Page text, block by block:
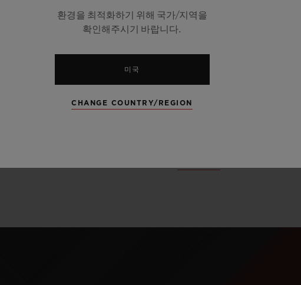
퓨전의 대가라는 경지에
로서 전통적인 5N 18K
새로운 골드 컬러를 개발
되는 특별한 킹 골드 합
한 매력을 드러냅니다. 위
카본과 같이 모두의 예상
환경을 최적화하기 위해 국가/지역을
확인해주시기 바랍니다.
미국
CHANGE COUNTRY/REGION